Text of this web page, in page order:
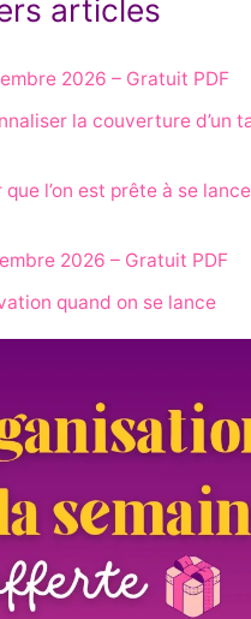
articles
2026 – Gratuit PDF
la couverture d’un
l’on est prête à se
2026 – Gratuit PDF
quand on se lance